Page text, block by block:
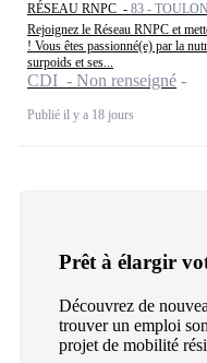
RÉSEAU RNPC - 83 - TOULON
Rejoignez le Réseau RNPC et
! Vous êtes passionné(e) par la
surpoids et ses...
CDI - Non renseigné
Publié il y a 18 jours
Prêt à élargir
Découvrez de
trouver un emploi
projet de mobilité